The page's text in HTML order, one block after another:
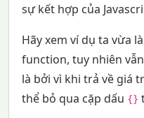
sự kết hợp của
Hãy xem ví dụ ta vừa
function, tuy nhiên
là bởi vì khi trả về giá
thể bỏ qua cặp dấu {}